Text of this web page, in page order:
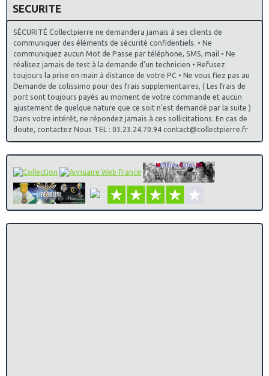
SECURITE
SÉCURITÉ Collectpierre ne demandera jamais à ses clients de
communiquer des éléments de sécurité confidentiels. • Ne
communiquez aucun Mot de Passe par téléphone, SMS, mail • Ne
réalisez jamais de test à la demande d’un technicien • Refusez
toujours la prise en main à distance de votre PC • Ne vous fiez pas au
Demande de colissimo pour des frais supplementaires, ( Les frais de
port sont toujours payés au moment de votre commande et aucun
ajustement de quelque nature que ce soit n'est demandé par la suite )
Dans votre intérêt, ne répondez jamais à ces sollicitations. En cas de
doute, contactez Nous TEL : 03.23.24.70.94 contact@collectpierre.fr